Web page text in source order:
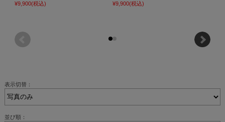
¥9,900(税込)
¥9,900(税込)
表示切替：
並び順：